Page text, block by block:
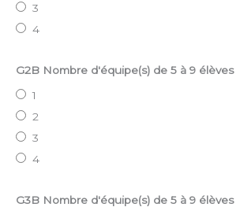
3
4
G2B Nombre d'équipe(s) de 5 à 9 élèves
1
2
3
4
G3B Nombre d'équipe(s) de 5 à 9 élèves